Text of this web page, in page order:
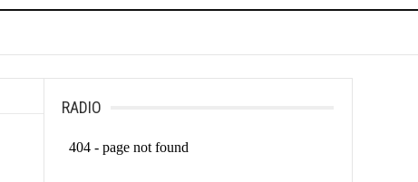
RADIO